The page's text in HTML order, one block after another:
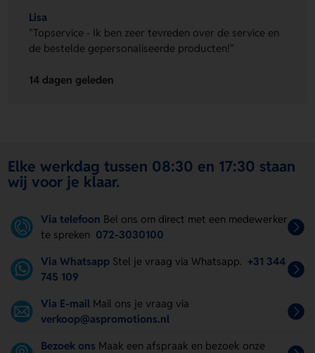
Lisa
"Topservice - Ik ben zeer tevreden over de service en
de bestelde gepersonaliseerde producten!"
14 dagen geleden
Elke werkdag tussen 08:30 en 17:30 staan
wij voor je klaar.
Via telefoon Bel ons om direct met een medewerker
te spreken 072-3030100
Via Whatsapp Stel je vraag via Whatsapp. +31 344
745 109
Via E-mail Mail ons je vraag via
verkoop@aspromotions.nl
Bezoek ons Maak een afspraak en bezoek onze